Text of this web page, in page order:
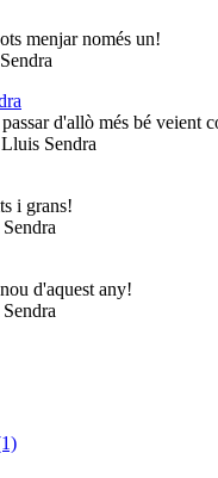
menjar només un!
d'allò més bé veient
Sendra
i grans!
d'aquest any!